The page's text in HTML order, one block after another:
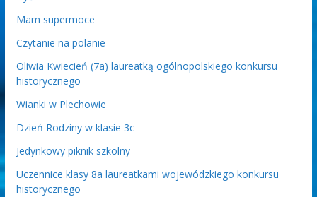
Mam supermoce
Czytanie na polanie
Oliwia Kwiecień (7a) laureatką ogólnopolskiego konkursu
historycznego
Wianki w Plechowie
Dzień Rodziny w klasie 3c
Jedynkowy piknik szkolny
Uczennice klasy 8a laureatkami wojewódzkiego konkursu
historycznego